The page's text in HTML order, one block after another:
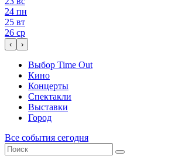
24 пн
25 вт
26 ср
‹ ›
Выбор Time Out
Кино
Концерты
Спектакли
Выставки
Город
Все события сегодня